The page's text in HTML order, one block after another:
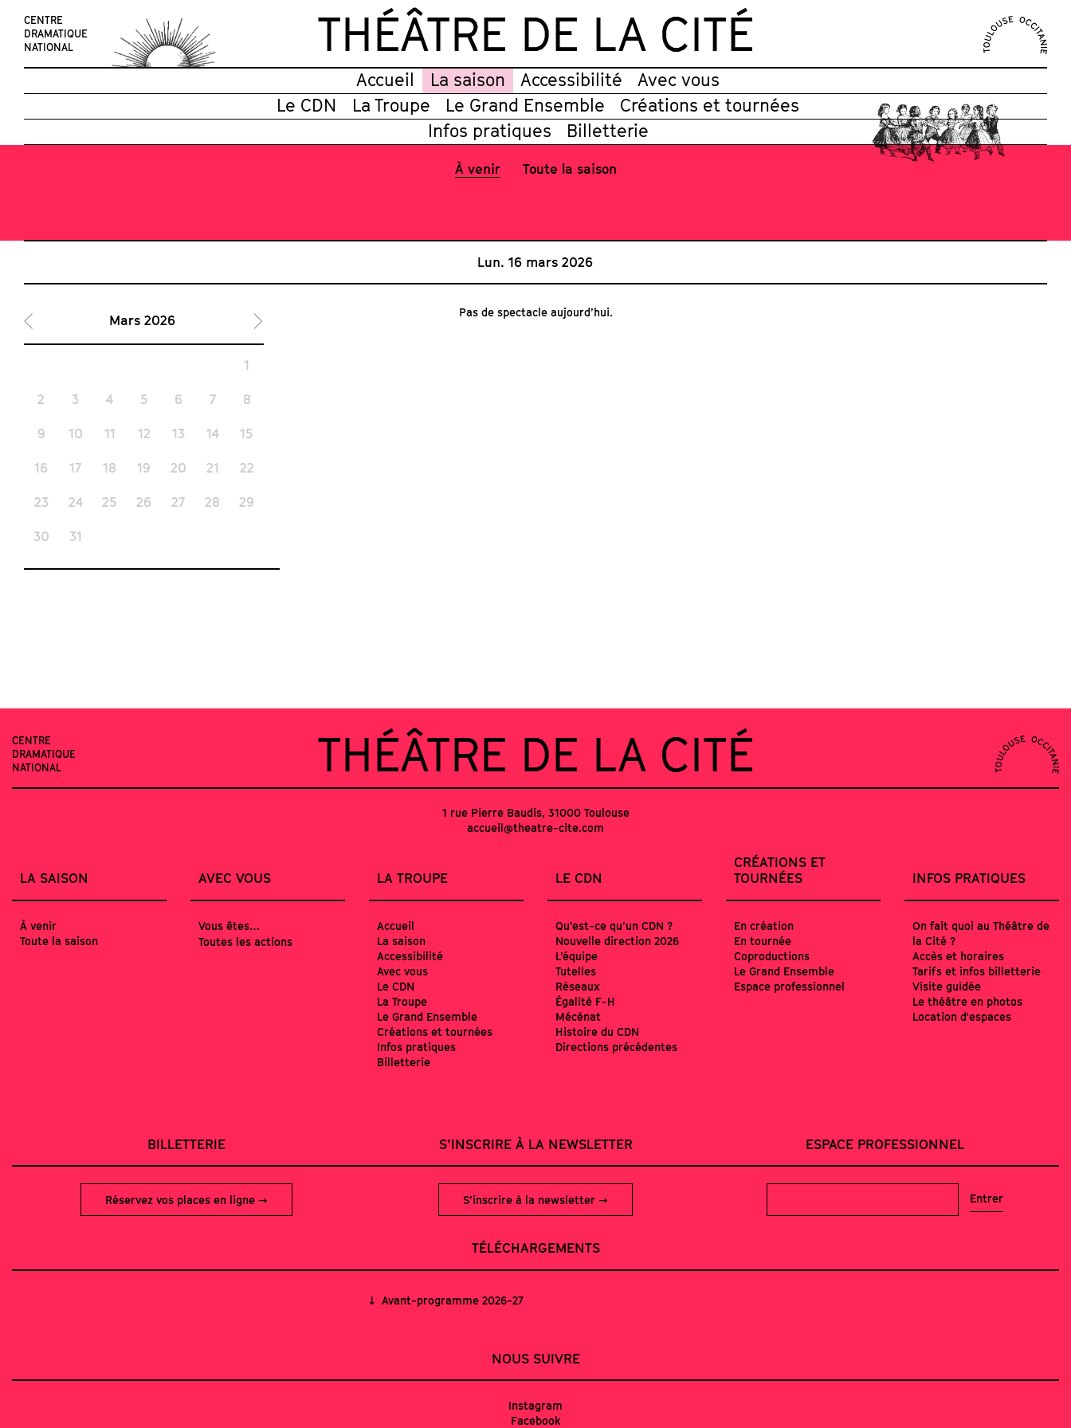
THÉÂTRE DE LA CITÉ
CENTRE
DRAMATIQUE
NATIONAL
Accueil La saison Accessibilité
Avec vous
Le CDN
La Troupe Le Grand Ensemble
Créations et tournées
Infos pratiques
Billetterie
À venir Toute la saison
Lun. 16 mars 2026
Mars 2026
1
2 3 4 5 6 7 8
9 10 11 12 13 14 15
16 17 18 19 20 21 22
23 24 25 26 27 28 29
30 31
Pas de spectacle aujourd’hui.
THÉÂTRE DE LA CITÉ
CENTRE
DRAMATIQUE
NATIONAL
1 rue Pierre Baudis, 31000 Toulouse
accueil@theatre-cite.com
LA SAISON AVEC VOUS LA TROUPE LE CDN
CRÉATIONS ET
TOURNÉES
INFOS PRATIQUES
À venir
Toute la saison
Vous êtes…
Toutes les actions
Accueil
La saison
Accessibilité
Avec vous
Le CDN
La Troupe
Le Grand Ensemble
Créations et tournées
Infos pratiques
Billetterie
Qu’est-ce qu’un CDN ?
Nouvelle direction 2026
L’équipe
Tutelles
Réseaux
Égalité F-H
Mécénat
Histoire du CDN
Directions précédentes
En création
En tournée
Coproductions
Le Grand Ensemble
Espace professionnel
On fait quoi au Théâtre de
la Cité ?
Accès et horaires
Tarifs et infos billetterie
Visite guidée
Le théâtre en photos
Location d'espaces
BILLETTERIE
Réservez vos places en ligne
S’INSCRIRE À LA NEWSLETTER
S’inscrire à la newsletter
ESPACE PROFESSIONNEL
TÉLÉCHARGEMENTS
Avant-programme 2026-27
NOUS SUIVRE
Instagram
Facebook